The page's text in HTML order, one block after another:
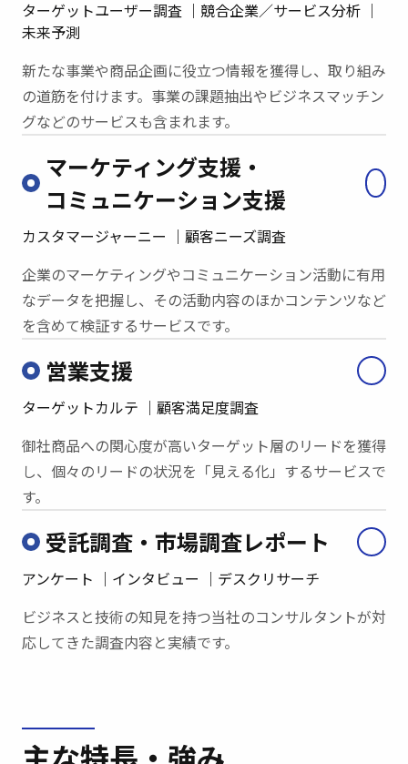
ターゲットユーザー調査
競合企業／サービス分析
未来予測
新たな事業や商品企画に役立つ情報を獲得し、取り組み
の道筋を付けます。 事業の課題抽出やビジネスマッチン
グなどのサービスも含まれます。
マーケティング支援・
コミュニケーション支援
カスタマージャーニー
顧客ニーズ調査
企業のマーケティングやコミュニケーション活動に有用
なデータを把握し、 その活動内容のほかコンテンツなど
を含めて検証するサービスです。
営業支援
ターゲットカルテ
顧客満足度調査
御社商品への関心度が高いターゲット層のリードを獲得
し、個々のリードの状況を「見える化」するサービスで
す。
受託調査・市場調査レポート
アンケート インタビュー
デスクリサーチ
ビジネスと技術の知見を持つ当社のコンサルタントが対
応してきた調査内容と実績です。